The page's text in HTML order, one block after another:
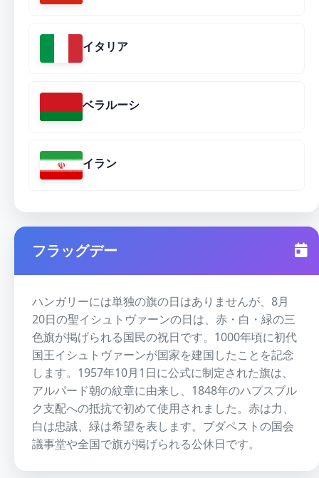
イタリア
ベラルーシ
イラン
フラッグデー
ハンガリーには単独の旗の日はありませんが、8月
20日の聖イシュトヴァーンの日は、赤・白・緑の三
色旗が掲げられる国民の祝日です。1000年頃に初代
国王イシュトヴァーンが国家を建国したことを記念
します。1957年10月1日に公式に制定された旗は、
アルパード朝の紋章に由来し、1848年のハプスブル
ク支配への抵抗で初めて使用されました。赤は力、
白は忠誠、緑は希望を表します。ブダペストの国会
議事堂や全国で旗が掲げられる公休日です。